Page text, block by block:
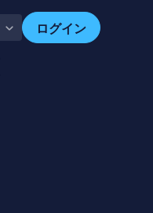
ログイン